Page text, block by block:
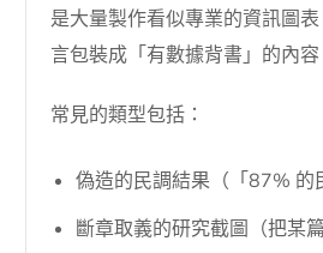
是大量製作看似專業的資訊圖
言包裝成「有數據背書」的內容
常見的類型包括：
偽造的民調結果（「87% 的
斷章取義的研究截圖（把某